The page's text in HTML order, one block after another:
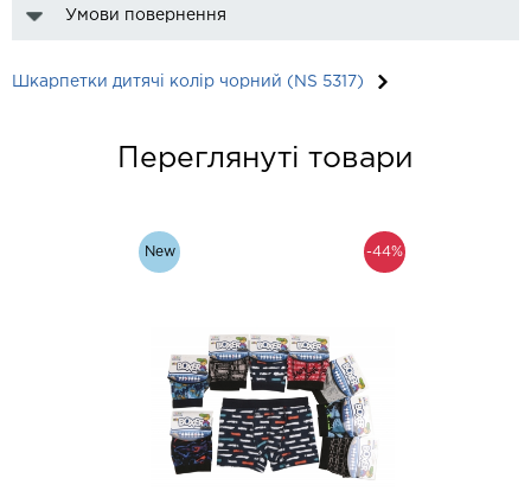
Умови повернення
Шкарпетки дитячі колір чорний (NS 5317)
Переглянуті товари
-44%
New